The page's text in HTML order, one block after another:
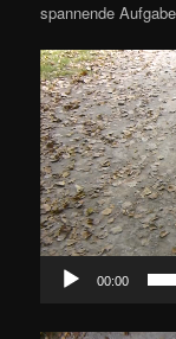
spannende
Video-
Player
00:00